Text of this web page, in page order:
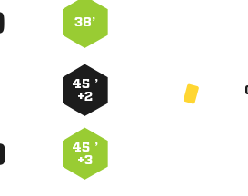
38’
45 ’
+2
45 ’
+3